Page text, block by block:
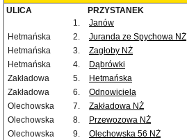
ULICA PRZYSTANEK
1.
Janów
Hetmańska
2. Juranda ze Spychowa NŻ
Hetmańska
3. Zagłoby NŻ
Hetmańska
4. Dąbrówki
Zakładowa
5. Hetmańska
Zakładowa
6. Odnowiciela
Olechowska
7. Zakładowa NŻ
Olechowska
8.
Przewozowa NŻ
Olechowska
9.
Olechowska 56 NŻ